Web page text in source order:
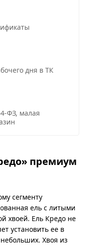
дня в ТК
ФЗ, малая
премиум
сегменту
ель с литыми
хвоей. Ель Кредо не
установить ее в
Хвоя из